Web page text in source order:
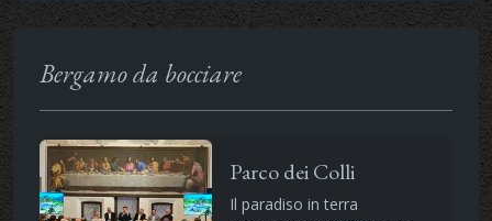
Bergamo da bocciare
Parco dei Colli
Il paradiso in terra